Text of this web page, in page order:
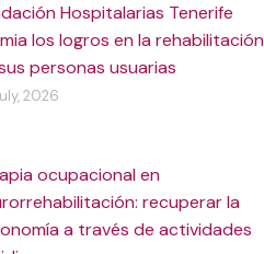
Hospitalarias Tenerife
los logros en la rehabilitación
personas usuarias
2026
ocupacional en
recuperar la
a través de actividades